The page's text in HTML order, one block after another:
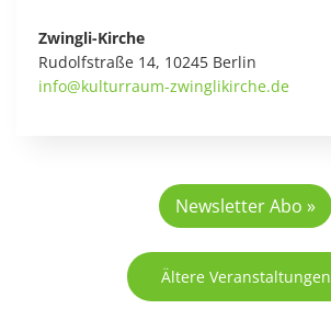
Zwingli-Kirche
Rudolfstraße 14, 10245 Berlin
info@kulturraum-zwinglikirche.de
Newsletter Abo »
Ältere Veranstaltungen